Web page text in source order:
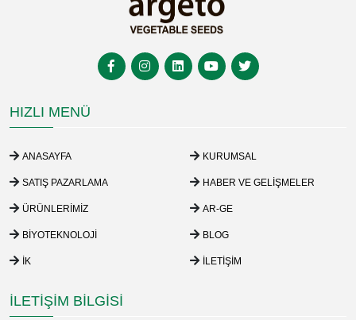
HIZLI MENÜ
ANASAYFA KURUMSAL
SATIŞ PAZARLAMA HABER VE GELIŞMELER
ÜRÜNLERIMIZ AR-GE
BIYOTEKNOLOJI BLOG
İK İLETIŞIM
İLETIŞIM BILGISI